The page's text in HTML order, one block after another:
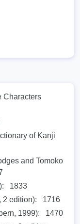
Characters
of Kanji
and Tomoko
1833
2 edition):
1716
1999):
1470